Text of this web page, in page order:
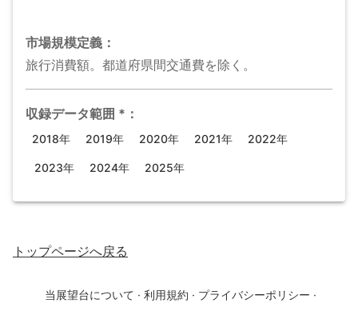
市場規模定義：
旅行消費額。都道府県間交通費を除く。
収録データ範囲 * ：
2018年 2019年 2020年 2021年 2022年
2023年 2024年 2025年
トップページへ戻る
当展望台について · 利用規約 · プライバシーポリシー ·